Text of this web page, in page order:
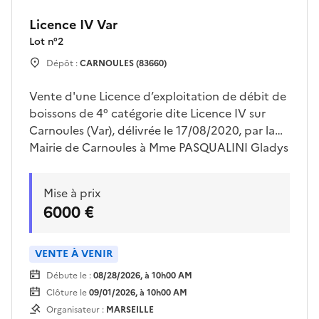
Licence IV Var
Lot n°2
Dépôt :CARNOULES (83660)
Vente d'une Licence d’exploitation de débit de
boissons de 4° catégorie dite Licence IV sur
Carnoules (Var), délivrée le 17/08/2020, par la
Mairie de Carnoules à Mme PASQUALINI Gladys
transférée au sein du département du Var avec
accord de la Préfecture. La licence pourra
également être transférée dans un
département limitrophe du Var avec accord
des préfectures de départ et de destination
(concerne donc, outre le Var, les départements
04 - 06 - 13 et 84).Exception : si cette licence est
Mise à prix
6000 €
VENTE À VENIR
Débute le :08/28/2026, à 10h00 AM
Clôture le09/01/2026, à 10h00 AM
Organisateur : MARSEILLE